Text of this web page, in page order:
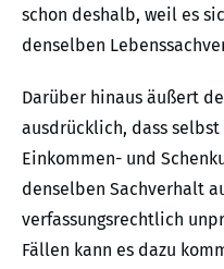
schon deshalb, weil es
denselben
Darüber hinaus äußert
ausdrücklich, dass selbst
Einkommen- und
denselben Sachverhalt
verfassungsrechtlich
Fällen kann es dazu